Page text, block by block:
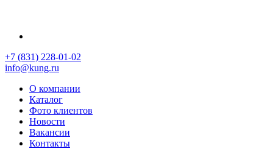
+7 (831) 228-01-02
info@kung.ru
О компании
Каталог
Фото клиентов
Новости
Вакансии
Контакты